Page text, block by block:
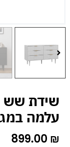
שידת שש
עלמה
899.00 ₪